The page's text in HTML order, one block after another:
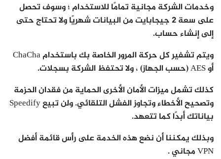
وخدمات الشركة مجانية تمامًا للاستخدام ؛ وسوف تحصل
على سعة 2 جيجابايت من البيانات شهريًا ولا تحتاج حتى
إلى إنشاء حساب.
ويتم تشفير كل حركة المرور الخاصة بك باستخدام ChaCha
أو AES (حسب الجهاز) ، ولا تحتفظ الشركة بسجلات.
كذلك تشمل ميزات الأمان الأخرى الحماية من فقدان الحزمة
وتصحيح الأخطاء وتجاوز الفشل التلقائي. ولن تبيع Speedify
بياناتك أبدًا كما تتعهد.
وبذلك يمكننا أن نضع هذه الخدمة على رأس قائمة أفضل
VPN مجاني .